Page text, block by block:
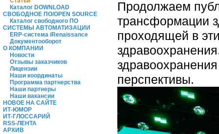
Каталог DOWNLOAD
СВОБОДНОЕ ПО/OPEN SOURCE
Каталог свободного ПО
СИСТЕМЫ АВТОМАТИЗАЦИИ
ERP-система iRenaissance
Документооборот
О КОМПАНИИ
Новости
Отзывы заказчиков
Лицензии
Наши координаты
Программа партнерства
Наши партнеры
Наши вакансии
НОВОЕ НА САЙТЕ
ИТ-ЮМОР
ИТ-ГЛОССАРИЙ
RSS-ЛЕНТА
АРХИВ
Продолжаем
трансформации
проходящей в
перспективы.